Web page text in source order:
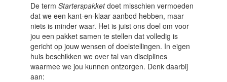
De term Starterspakketdoet misschien vermoeden
dat we een kant-en-klaar aanbod hebben, maar
niets is minder waar. Het is juist ons doel om voor
jou een pakket samen te stellen dat volledig is
gericht op jouw wensen of doelstellingen. In eigen
huis beschikken we over tal van disciplines
waarmee we jou kunnen ontzorgen. Denk daarbij
aan: